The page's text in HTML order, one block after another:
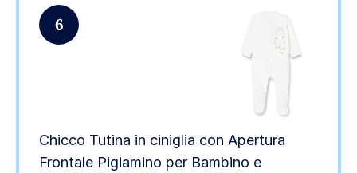
6
Chicco Tutina in ciniglia con Apertura
Frontale Pigiamino per Bambino e